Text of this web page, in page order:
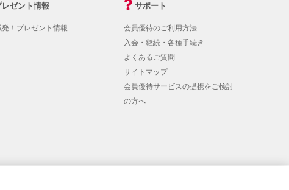
レゼント情報
発！プレゼント情報
サポート
会員優待のご利用方法
入会・継続・各種手続き
よくあるご質問
サイトマップ
会員優待サービスの提携をご検討
の方へ